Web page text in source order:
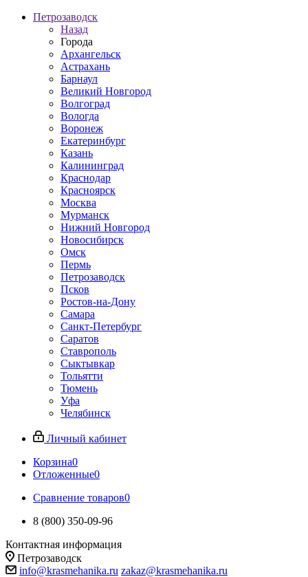
Петрозаводск
Назад
Города
Архангельск
Астрахань
Барнаул
Великий Новгород
Волгоград
Вологда
Воронеж
Екатеринбург
Казань
Калининград
Краснодар
Красноярск
Москва
Мурманск
Нижний Новгород
Новосибирск
Омск
Пермь
Петрозаводск
Псков
Ростов-на-Дону
Самара
Санкт-Петербург
Саратов
Ставрополь
Сыктывкар
Тольятти
Тюмень
Уфа
Челябинск
Личный кабинет
Корзина0
Отложенные0
Сравнение товаров0
8 (800) 350-09-96
Контактная информация
Петрозаводск
info@krasmehanika.ru zakaz@krasmehanika.ru